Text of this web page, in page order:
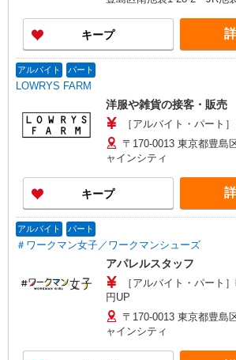
キープ
アルバイト パート
LOWRYS FARM
洋服や雑貨の接客・販売
［アルバイト・パート
〒170-0013 東京都豊
ャインシティ
キープ
アルバイト パート
＃ワークマン女子／ワークマンシューズ
アパレルスタッフ
［アルバイト・パート
円UP
〒170-0013 東京都豊
ャインシティ